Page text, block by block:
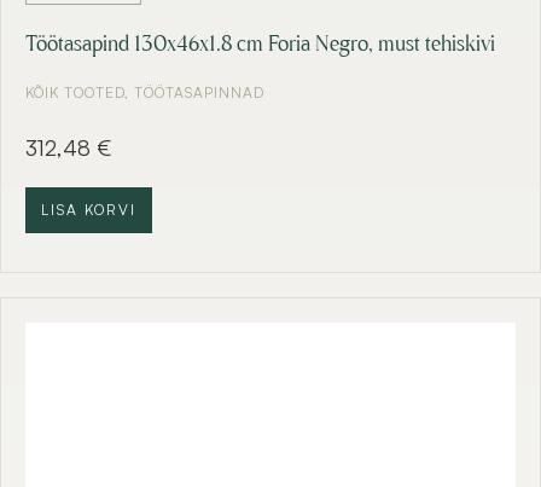
Töötasapind 130x46x1.8 cm Foria Negro, must tehiskivi
KÕIK TOOTED TÖÖTASAPINNAD
312,48 €
LISA KORVI